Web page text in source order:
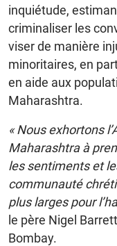
inquiétude,
criminaliser les
viser de manière
minoritaires, en
en aide aux
Maharashtra.
« Nous exhortons
Maharashtra à
les sentiments et
communauté
plus larges pour
le père Nigel
Bombay.